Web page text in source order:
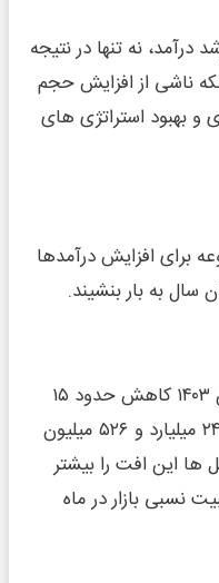
نه‌ تنها در نتیجه
ناشی از افزایش حجم
و بهبود استراتژی ‌های
برای افزایش درآمدها
سال به بار بنشیند.
هرچند درآمد اسفند نسبت به بهمن ۱۴۰۳ کاهش حدود ۱۵
درصدی داشته و از رقم ۴۹ هزار و ۲۴۴ میلیارد و ۵۲۶ میلیون
‌ها این افت را بیشتر
نسبی بازار در ماه